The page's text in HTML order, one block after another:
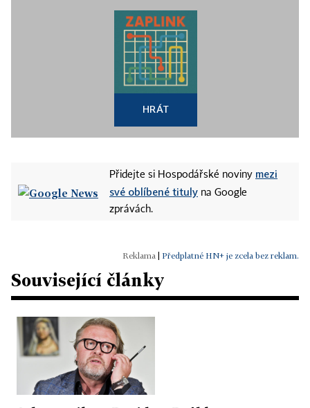
HRÁT
Přidejte si Hospodářské noviny mezi
své oblíbené tituly na Google
zprávách.
Předplatné HN+ je zcela bez reklam.
Související články